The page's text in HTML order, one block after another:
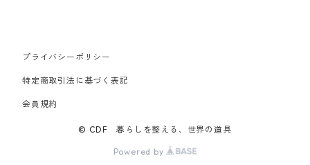
プライバシーポリシー
特定商取引法に基づく表記
会員規約
© CDF 暮らしを整える、世界の道具
Powered by